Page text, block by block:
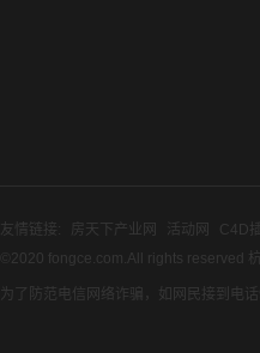
友情链接: 房天下产业网 活动网 C4D
©2020 fongce.com.All rights reserved
为了防范电信网络诈骗，如网民接到电